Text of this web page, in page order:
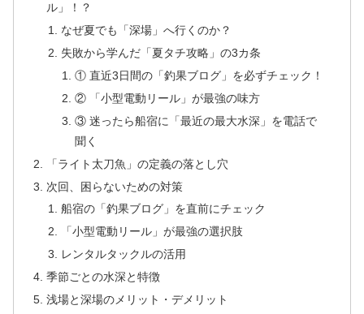
ル」！？
なぜ夏でも「深場」へ行くのか？
失敗から学んだ「夏タチ攻略」の3カ条
① 直近3日間の「釣果ブログ」を必ずチェック！
② 「小型電動リール」が最強の味方
③ 迷ったら船宿に「最近の最大水深」を電話で
聞く
「ライト太刀魚」の定義の落とし穴
次回、困らないための対策
船宿の「釣果ブログ」を直前にチェック
「小型電動リール」が最強の選択肢
レンタルタックルの活用
季節ごとの水深と特徴
浅場と深場のメリット・デメリット